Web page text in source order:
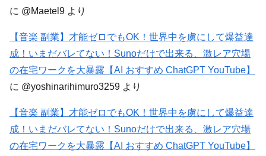
に @Maetel9 より
【音楽 副業】才能ゼロでもOK！世界中を虜にして爆益達
成！いまだバレてない！Sunoだけで出来る、激レア穴場
の在宅ワークを大暴露【AI おすすめ ChatGPT YouTube】
に @yoshinarihimuro3259 より
【音楽 副業】才能ゼロでもOK！世界中を虜にして爆益達
成！いまだバレてない！Sunoだけで出来る、激レア穴場
の在宅ワークを大暴露【AI おすすめ ChatGPT YouTube】